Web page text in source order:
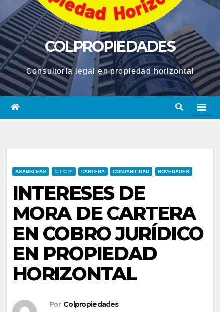
COLPROPIEDADES
Consultoría legal en propiedad horizontal
ASAMBLEAS C.T.C.P. CARTERA CONTABILIDAD NOVEDADES
INTERESES DE
MORA DE CARTERA
EN COBRO JURÍDICO
EN PROPIEDAD
HORIZONTAL
Por Colpropiedades